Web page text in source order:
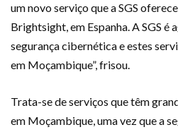
um novo serviço que a SGS
Brightsight, em Espanha. A SGS é
segurança cibernética e estes
em Moçambique”, frisou.
Trata-se de serviços que têm
em Moçambique, uma vez que a